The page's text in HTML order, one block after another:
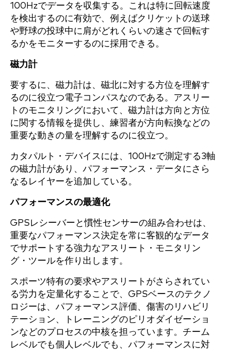
100Hzでデータを収集する。これは特に回転速度
を検出するのに有効で、例えばクリケットの送球
や野球の投球中に肩がどれくらいの速さで回転す
るかをモニターするのに採用できる。
磁力計
要するに、磁力計は、磁北に対する方位を理解す
るのに役立つ電子コンパスなのである。アスリー
トのモニタリングにおいて、磁力計は方向と方位
に関する情報を提供し、練習者が方向転換などの
重要な動きの量を理解するのに役立つ。
カタパルト・デバイスには、100Hzで測定する3軸
の磁力計があり、パフォーマンス・データにさら
なるレイヤーを追加している。
パフォーマンスの最適化
GPSレシーバーと慣性センサーの組み合わせは、
重要なパフォーマンス決定を常に客観的なデータ
でサポートする強力なアスリート・モニタリン
グ・ツールを作り出します。
スポーツ特有の要求やアスリートがさらされてい
る労力を定量化することで、GPSベースのテクノ
ロジーは、パフォーマンス評価、傷害のリハビリ
テーション、トレーニングのピリオダイゼーショ
ンなどのプロセスの中核を担っています。チーム
レベルでも個人レベルでも、パフォーマンスに対